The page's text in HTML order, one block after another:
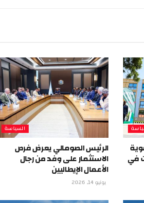
في
السياسة
الرئيس الصومالي يعرض فرص
الاستثمار على وفد من رجال
الأعمال الإيطاليين
يونيو 14, 2026